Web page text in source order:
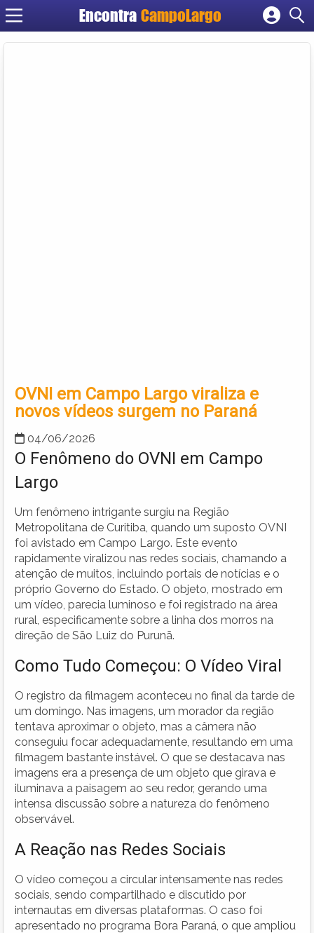
Encontra CampoLargo
Cadastrar empresa
OVNI em Campo Largo viraliza e
novos vídeos surgem no Paraná
04/06/2026
O Fenômeno do OVNI em Campo
Largo
Um fenômeno intrigante surgiu na Região
Metropolitana de Curitiba, quando um suposto OVNI
foi avistado em Campo Largo. Este evento
rapidamente viralizou nas redes sociais, chamando a
atenção de muitos, incluindo portais de notícias e o
próprio Governo do Estado. O objeto, mostrado em
um vídeo, parecia luminoso e foi registrado na área
rural, especificamente sobre a linha dos morros na
direção de São Luiz do Purunã.
Como Tudo Começou: O Vídeo Viral
O registro da filmagem aconteceu no final da tarde de
um domingo. Nas imagens, um morador da região
tentava aproximar o objeto, mas a câmera não
conseguiu focar adequadamente, resultando em uma
filmagem bastante instável. O que se destacava nas
imagens era a presença de um objeto que girava e
iluminava a paisagem ao seu redor, gerando uma
intensa discussão sobre a natureza do fenômeno
observável.
A Reação nas Redes Sociais
O vídeo começou a circular intensamente nas redes
sociais, sendo compartilhado e discutido por
internautas em diversas plataformas. O caso foi
apresentado no programa Bora Paraná, o que ampliou